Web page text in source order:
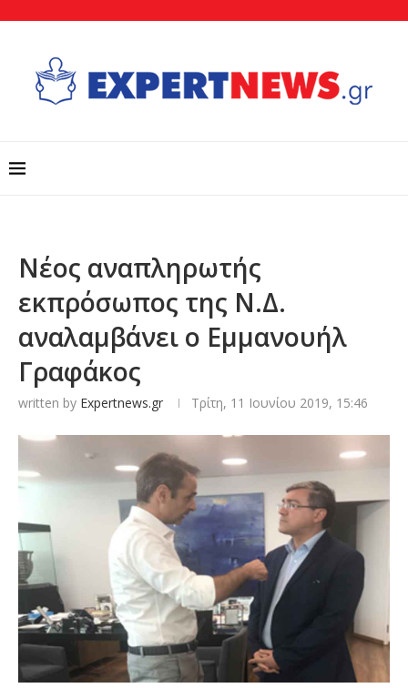
Νέος αναπληρωτής
εκπρόσωπος της Ν.Δ.
αναλαμβάνει ο Εμμανουήλ
Γραφάκος
written by Expertnews.gr Τρίτη, 11 Ιουνίου 2019, 15:46